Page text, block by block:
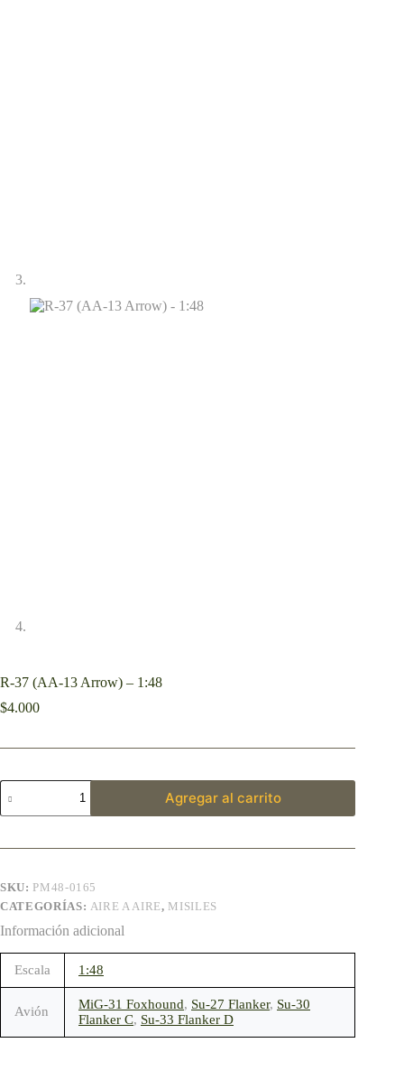
R-37 (AA-13 Arrow) – 1:48
$4.000
Agregar al carrito
SKU: PM48-0165
CATEGORÍAS: AIRE A AIRE, MISILES
Información adicional
Escala 1:48
Avión MiG-31 Foxhound, Su-27 Flanker, Su-30
Flanker C, Su-33 Flanker D